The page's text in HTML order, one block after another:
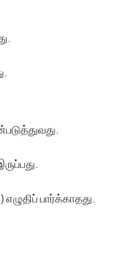
பார்க்காதது.